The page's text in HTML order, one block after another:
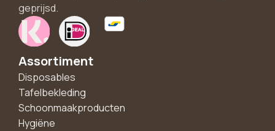
geprijsd.
Assortiment
Disposables
Tafelbekleding
Schoonmaakproducten
Hygiëne